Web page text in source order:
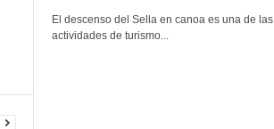
El descenso del Sella en canoa es una de las
actividades de turismo...